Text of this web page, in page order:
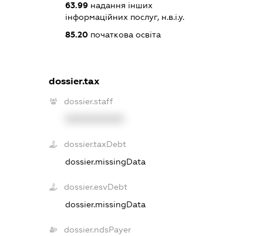
63.99 надання інших
інформаційних послуг, н.в.і.у.
85.20 початкова освіта
dossier.tax
dossier.staff
dossier.taxDebt
dossier.missingData
dossier.esvDebt
dossier.missingData
dossier.ndsPayer